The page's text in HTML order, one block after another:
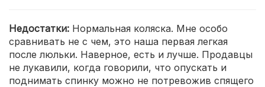
Недостатки: Нормальная коляска. Мне особо
сравнивать не с чем, это наша первая легкая
после люльки. Наверное, есть и лучше. Продавцы
не лукавили, когда говорили, что опускать и
поднимать спинку можно не потревожив спящего